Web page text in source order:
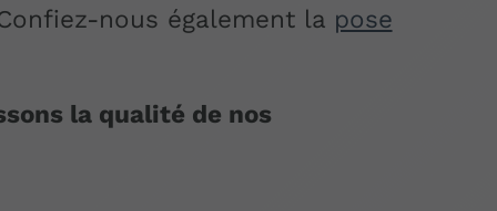
nous également la pose
la qualité de nos